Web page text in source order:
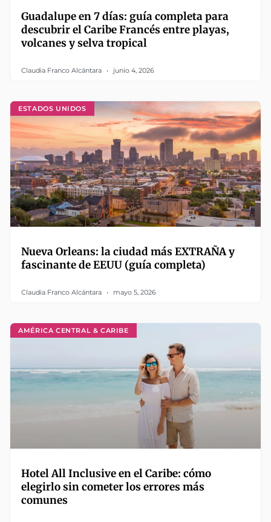
Guadalupe en 7 días: guía completa para
descubrir el Caribe Francés entre playas,
volcanes y selva tropical
Claudia Franco Alcántara junio 4, 2026
ESTADOS UNIDOS
Nueva Orleans: la ciudad más EXTRAÑA y
fascinante de EEUU (guía completa)
Claudia Franco Alcántara mayo 5, 2026
AMÉRICA CENTRAL & CARIBE
Hotel All Inclusive en el Caribe: cómo
elegirlo sin cometer los errores más
comunes